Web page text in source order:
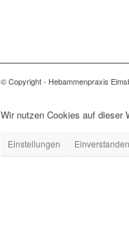
© Copyright - Hebammenpraxis
Wir nutzen Cookies auf dieser
Einstellungen Einverstanden